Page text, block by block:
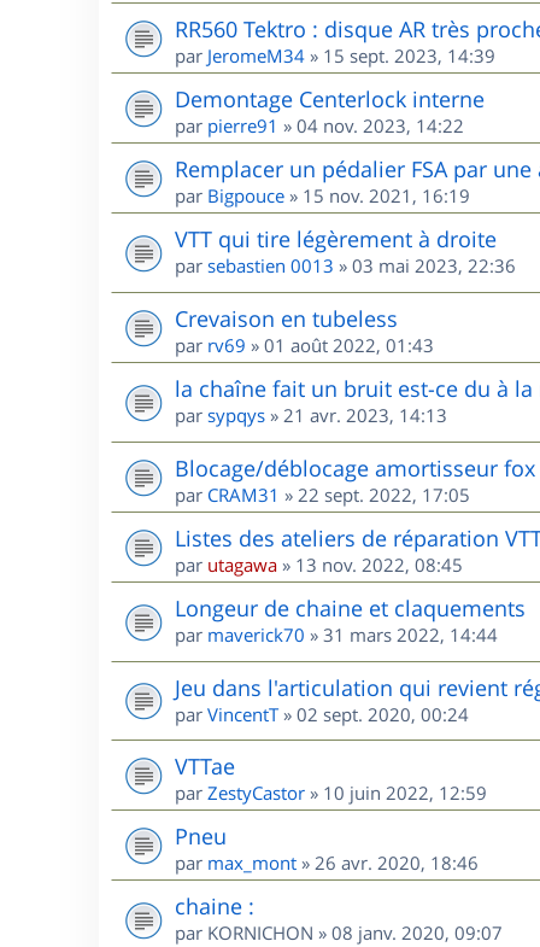
RR560 Tektro : disque AR très
par JeromeM34 » 15 sept. 2023, 14:39
Demontage Centerlock interne
par pierre91 » 04 nov. 2023, 14:22
Remplacer un pédalier FSA par
par Bigpouce » 15 nov. 2021, 16:19
VTT qui tire légèrement à droite
par sebastien 0013 » 03 mai 2023, 22:36
Crevaison en tubeless
par rv69 » 01 août 2022, 01:43
la chaîne fait un bruit est-ce du à la
par sypqys » 21 avr. 2023, 14:13
Blocage/déblocage amortisseur
par CRAM31 » 22 sept. 2022, 17:05
Listes des ateliers de réparation
par utagawa » 13 nov. 2022, 08:45
Longeur de chaine et claquements
par maverick70 » 31 mars 2022, 14:44
Jeu dans l'articulation qui revient
par VincentT» 02 sept. 2020, 00:24
VTTae
par ZestyCastor » 10 juin 2022, 12:59
Pneu
par max_mont » 26 avr. 2020, 18:46
chaine :
par KORNICHON » 08 janv. 2020, 09:07